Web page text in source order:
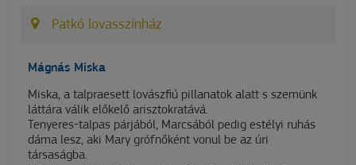
Patkó lovasszínház
Mágnás Miska
Miska, a talpraesett lovászfiú pillanatok alatt s szemünk
láttára válik előkelő arisztokratává.
Tenyeres-talpas párjából, Marcsából pedig estélyi ruhás
dáma lesz, aki Mary grófnőként vonul be az úri
társaságba.